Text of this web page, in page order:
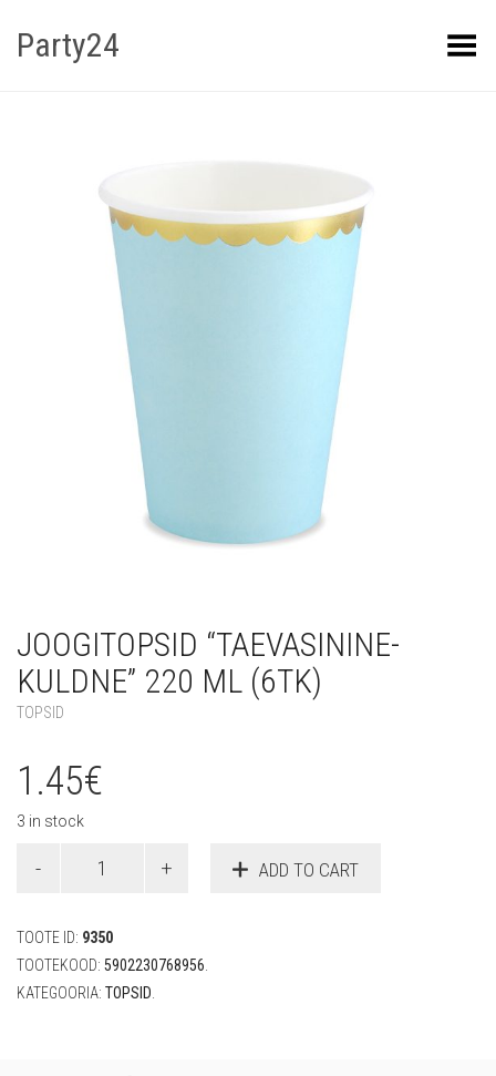
Party24 Kuva menüü
JOOGITOPSID “TAEVASININE-
KULDNE” 220 ML (6TK)
TOPSID
1.45€
3 in stock
"Taevasinine-
ml
(6tk)
quantity
ADD TO CART
TOOTE ID: 9350
TOOTEKOOD: 5902230768956.
KATEGOORIA: TOPSID.